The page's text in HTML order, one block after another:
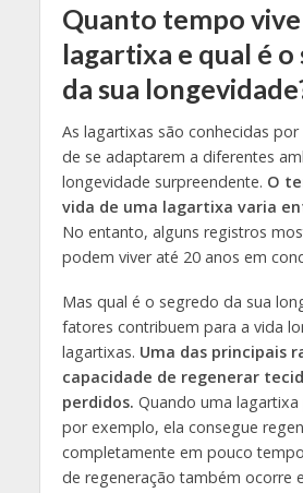
Quanto tempo
lagartixa e qual é
da sua
As lagartixas são conhecidas
de se adaptarem a diferentes
longevidade surpreendente. O
vida de uma lagartixa varia
No entanto, alguns registros
podem viver até 20 anos em
Mas qual é o segredo da sua
fatores contribuem para a vida
lagartixas. Uma das principais
capacidade de regenerar
perdidos. Quando uma
por exemplo, ela consegue
completamente em pouco
de regeneração também ocorre